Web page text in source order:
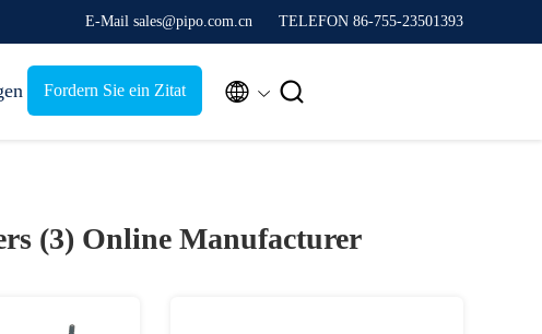
E-Mail sales@pipo.com.cn TELEFON 86-755-23501393
Fordern Sie ein Zitat  
(3) Online Manufacturer